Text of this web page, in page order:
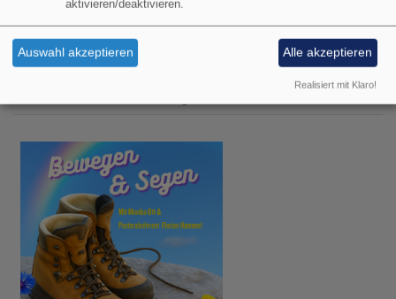
Di, 11.8. 14:30-16:30 Uhr
Treffpunkt "Kaffee & Kultur" -
aktivieren/deaktivieren.
Auswahl akzeptieren Alle akzeptieren
Realisiert mit Klaro!